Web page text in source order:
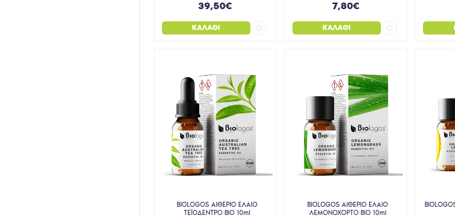
39,50€
ΚΑΛΆΘΙ
7,80€
ΚΑΛΆΘΙ
BIOLOGOS ΑΙΘΕΡΙΟ ΕΛΑΙΟ
ΤΕΪΟΔΕΝΤΡΟ BIO 10ml
BIOLOGOS ΑΙΘΕΡΙΟ ΕΛΑΙΟ
ΛΕΜΟΝΟΧΟΡΤΟ BIO 10ml